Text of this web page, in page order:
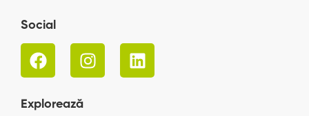
Social
Explorează